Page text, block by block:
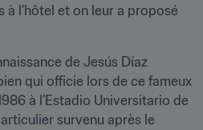
à l’hôtel et on leur a proposé
de Jesús Díaz
qui officie lors de ce fameux
à l’Estadio Universitario de
survenu après le